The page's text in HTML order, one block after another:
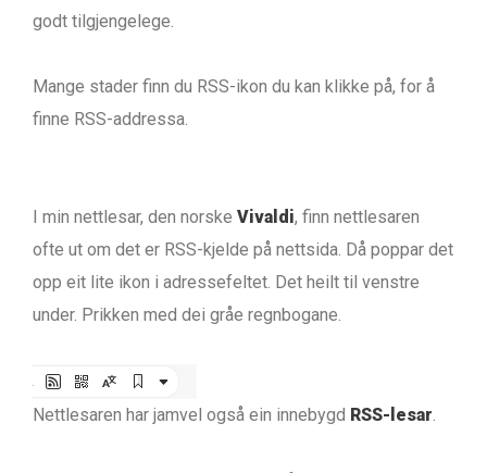
godt tilgjengelege.
Mange stader finn du RSS-ikon du kan klikke på, for å
finne RSS-addressa.
I min nettlesar, den norske Vivaldi, finn nettlesaren
ofte ut om det er RSS-kjelde på nettsida. Då poppar det
opp eit lite ikon i adressefeltet. Det heilt til venstre
under. Prikken med dei gråe regnbogane.
Nettlesaren har jamvel også ein innebygd RSS-lesar